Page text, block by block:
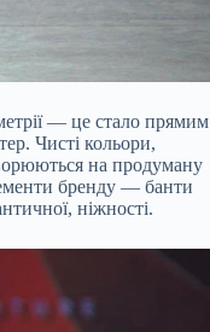
— це стало прямим
Чисті кольори,
на продуману
бренду — банти
ніжності.